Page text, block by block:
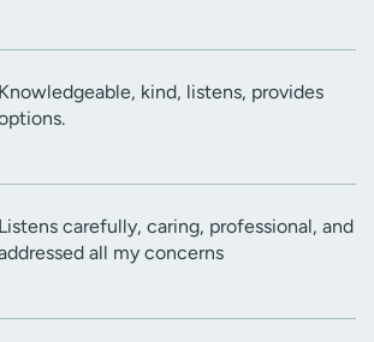
Knowledgeable, kind, listens, provides
Listens carefully, caring, professional, and
all my concerns